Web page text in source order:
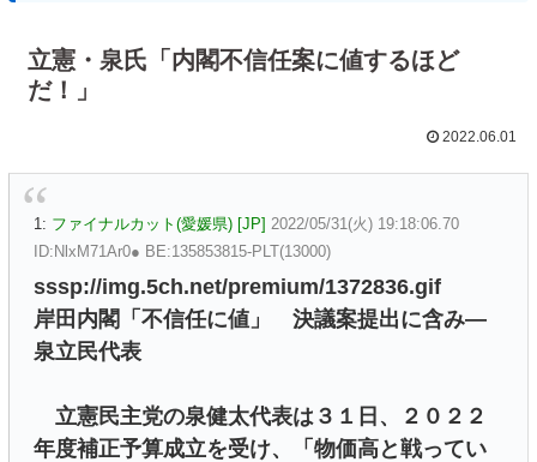
立憲・泉氏「内閣不信任案に値するほど
だ！」
2022.06.01
1: ファイナルカット(愛媛県) [JP] 2022/05/31(火) 19:18:06.70
ID:NlxM71Ar0● BE:135853815-PLT(13000)
sssp://img.5ch.net/premium/1372836.gif
岸田内閣「不信任に値」 決議案提出に含み―
泉立民代表
立憲民主党の泉健太代表は３１日、２０２２
年度補正予算成立を受け、「物価高と戦ってい